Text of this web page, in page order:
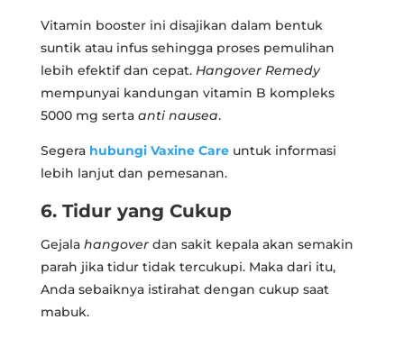
Vitamin booster ini disajikan dalam bentuk
suntik atau infus sehingga proses pemulihan
lebih efektif dan cepat. Hangover Remedy
mempunyai kandungan vitamin B kompleks
5000 mg serta anti nausea.
Segera hubungi Vaxine Careuntuk informasi
lebih lanjut dan pemesanan.
6. Tidur yang Cukup
Gejala hangoverdan sakit kepala akan semakin
parah jika tidur tidak tercukupi. Maka dari itu,
Anda sebaiknya istirahat dengan cukup saat
mabuk.